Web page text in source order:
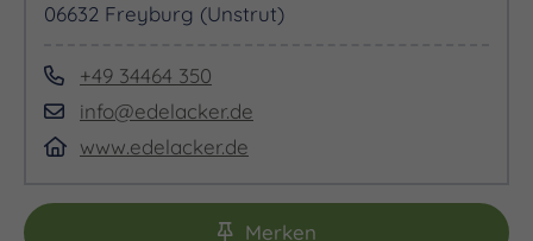
06632 Freyburg (Unstrut)
+49 34464 350
info@edelacker.de
www.edelacker.de
Merken